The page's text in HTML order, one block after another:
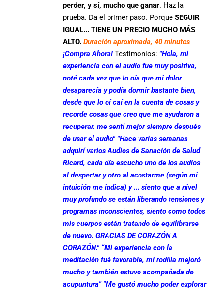
perder, y sí, mucho que ganar. Haz la
prueba. Da el primer paso. PorqueSEGUIR
IGUAL... TIENE UN PRECIO MUCHO MÁS
ALTO. Duración aproximada, 40 minutos
¡Compra Ahora! Testimonios: "Hola, mi
experiencia con el audio fue muy positiva,
noté cada vez que lo oía que mi dolor
desaparecía y podía dormir bastante bien,
desde que lo oí caí en la cuenta de cosas y
recordé cosas que creo que me ayudaron a
recuperar, me sentí mejor siempre después
de usar el audio" "Hace varias semanas
adquirí varios Audios de Sanación de Salud
Ricard, cada día escucho uno de los audios
al despertar y otro al acostarme (según mi
intuición me indica) y ... siento que a nivel
muy profundo se están liberando tensiones y
programas inconscientes, siento como todos
mis cuerpos están tratando de equilibrarse
de nuevo. GRACIAS DE CORAZÓN A
CORAZÓN." “Mi experiencia con la
meditación fué favorable, mi rodilla mejoró
mucho y también estuvo acompañada de
acupuntura" "Me gustó mucho poder explorar